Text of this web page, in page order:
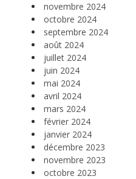
novembre 2024
octobre 2024
septembre 2024
août 2024
juillet 2024
juin 2024
mai 2024
avril 2024
mars 2024
février 2024
janvier 2024
décembre 2023
novembre 2023
octobre 2023